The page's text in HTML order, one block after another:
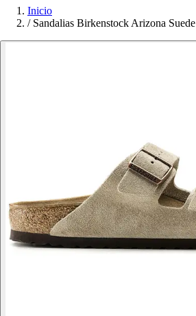
Inicio
/ Sandalias Birkenstock Arizona Suede